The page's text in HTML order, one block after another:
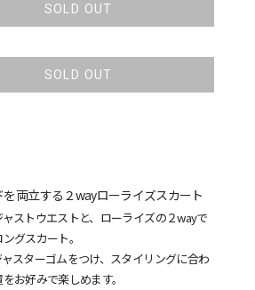
SOLD OUT
SOLD OUT
両立する２wayローライズスカート
ストウエストと、ローライズの２wayで
グスカート。
スターゴムをつけ、スタイリングに合わ
お好みで楽しめます。